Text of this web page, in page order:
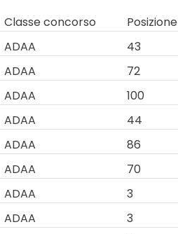
Classe concorso Posizione
ADAA 43
ADAA 72
ADAA 100
ADAA 44
ADAA 86
ADAA 70
ADAA 3
ADAA 3